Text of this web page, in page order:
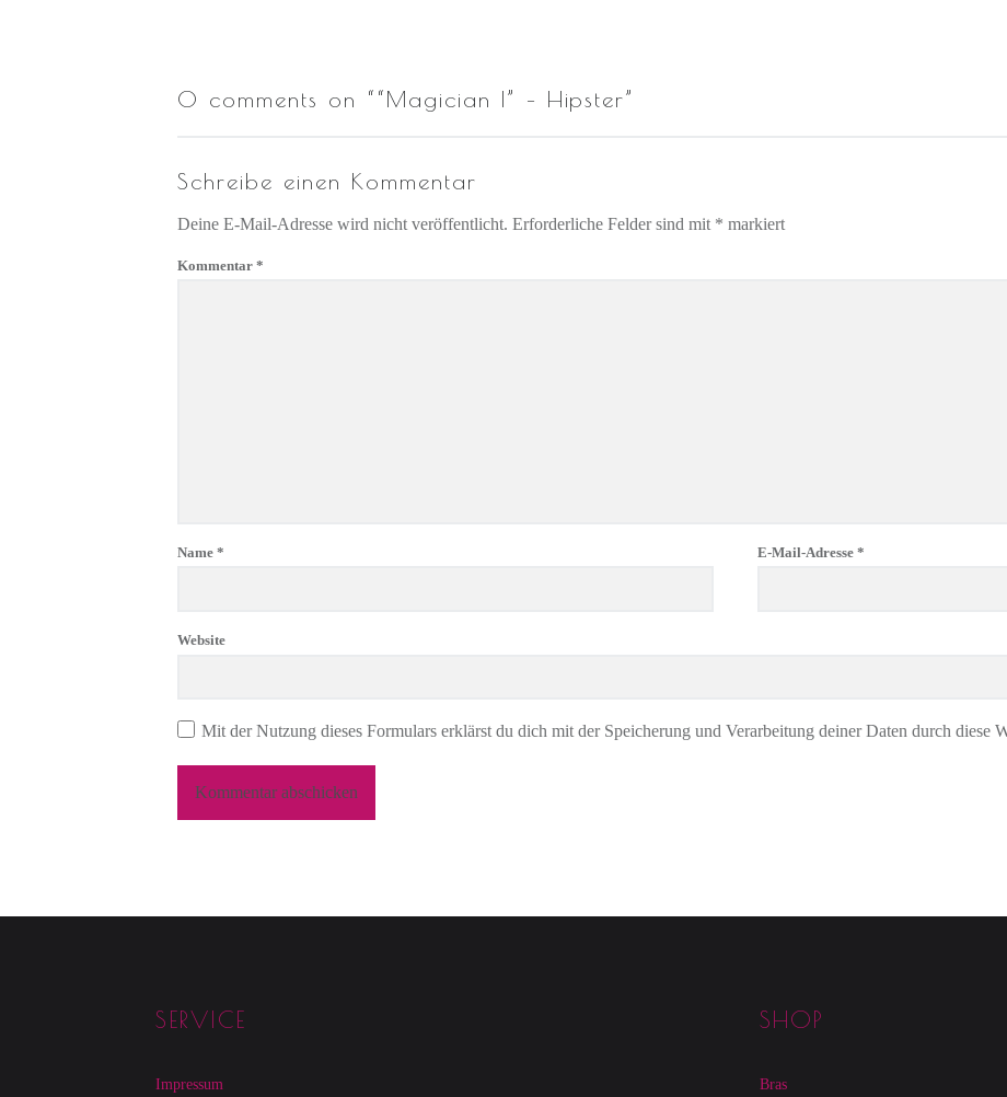
0 comments on “ “Magician I” – Hipster”
Schreibe einen Kommentar
Deine E-Mail-Adresse wird nicht veröffentlicht. Erforderliche Felder sind mit * markiert
Kommentar *
Name * E-Mail-Adresse*
Website
Mit der Nutzung dieses Formulars erklärst du dich mit der Speicherung und Verarbeitung deiner Daten durch diese
Footer sidebar
SERVICE
Impressum
SHOP
Bras